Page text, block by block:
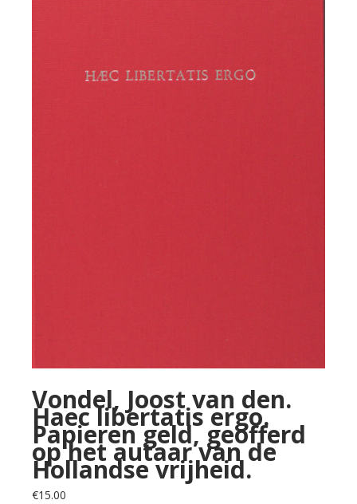
Vondel, Joost van den.
Haec libertatis ergo.
Papieren geld, geofferd
op het autaar van de
Hollandse vrijheid.
€15.00